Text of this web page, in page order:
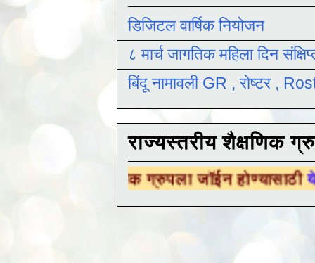
डिजिटल वार्षिक नियोजन
८ मार्च जागतिक महिला दिन
बिंदू नामावली GR , रोष्टर ,
राज्यस्तरीय शैक्षणिक
ग्रुपला जॉईन होण्यासाठीयेथे क्लिक करा .